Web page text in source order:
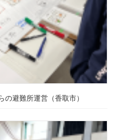
避難所運営（香取市）